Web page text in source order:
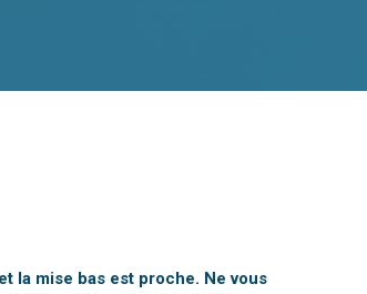
la mise bas est proche. Ne vous